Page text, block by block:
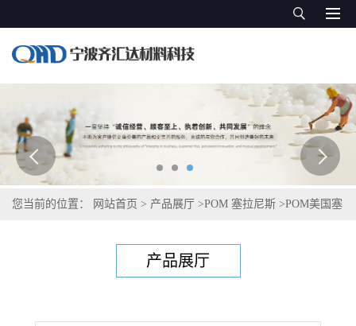
您当前的位置： 网站首页 > 产品展厅 >POM 塞拉尼斯 >POM美国塞
产品展厅